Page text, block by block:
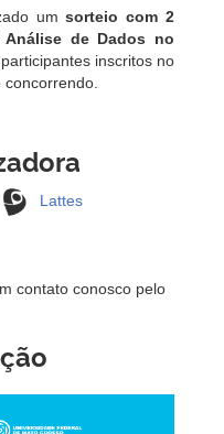
umsorteio com 2
de Dados no
participantes inscritos no
Lattes
contato conosco pelo